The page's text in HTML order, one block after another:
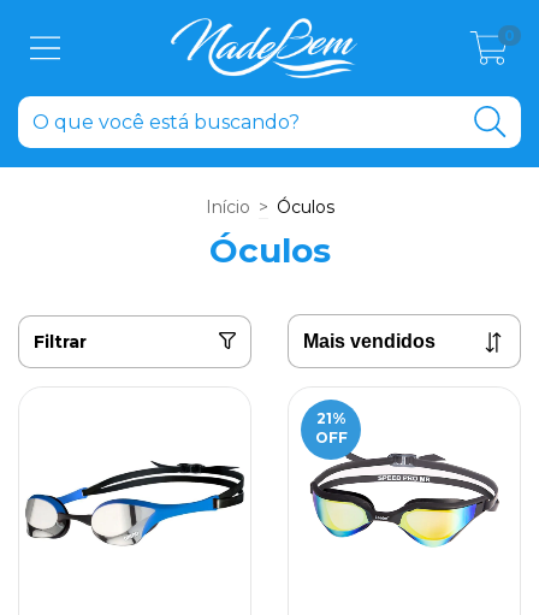
0
Início > Óculos
Óculos
Filtrar
21%
OFF